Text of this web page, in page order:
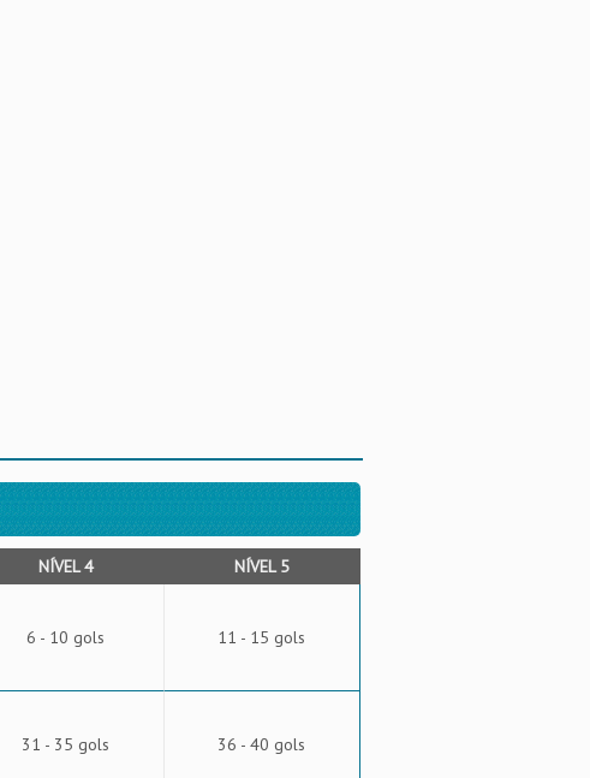
NÍVEL 4 NÍVEL 5
6 - 10 gols 11 - 15 gols
31 - 35 gols 36 - 40 gols